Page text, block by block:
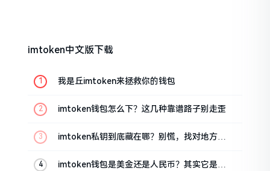
imtoken中文版下载
我是丘imtoken来拯救你的钱包
imtoken钱包怎么下？这几种靠谱路子别走歪
imtoken私钥到底藏在哪？别慌，找对地方才
imtoken钱包是美金还是人民币？其实它是个